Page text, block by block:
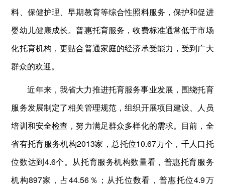
料、保健护理、早期教育等综合性照料服务，保护和促进
婴幼儿健康成长。普惠托育服务，收费标准通常低于市场
化托育机构，更贴合普通家庭的经济承受能力，受到广大
群众的欢迎。
近年来，我省大力推进托育服务事业发展，围绕托育
服务发展制定了相关管理规范，组织开展项目建设、人员
培训和安全检查，努力满足群众多样化的需求。目前，全
省有托育服务机构2013家，总托位10.67万个，千人口托
位数达到4.6个。从托育服务机构数量看，普惠托育服务
机构897家，占44.56％；从托位数看，普惠托位4.9万